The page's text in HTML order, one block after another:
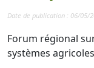
Date de publication : 06/05/
Forum régional
systèmes